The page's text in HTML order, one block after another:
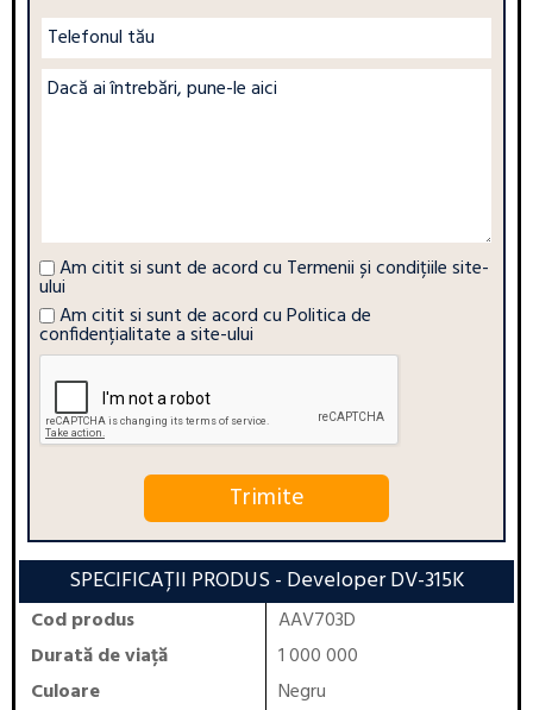
Am citit si sunt de acord cu Termenii și condițiile site-
ului
Am citit si sunt de acord cuPolitica de
confidențialitate a site-ului
SPECIFICAȚII PRODUS - Developer DV-315K
Cod produs
AAV703D
Durată de viață
1 000 000
Culoare
Negru